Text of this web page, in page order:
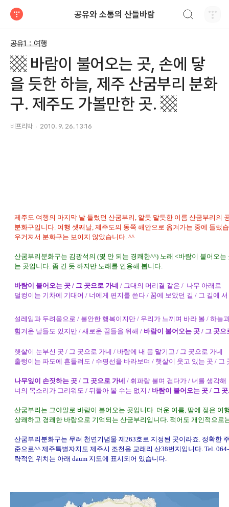
공유와 소통의 산들바람
공유1：여행
▩ 바람이 불어오는 곳, 손에 닿
을 듯한 하늘, 제주 산굼부리 분화
구. 제주도 가볼만한 곳. ▩
비프리박 2010. 9. 26. 13:16
제주도 여행의 마지막 날 들렀던 산굼부리, 알듯 말듯한 이름 산굼부리의
분화구입니다. 여행 셋째날, 제주도의 동쪽 해안으로 옮겨가는 중에 들렀
우거져서 분화구는 보이지 않았습니다. ^^
산굼부리분화구는 김광석의 (몇 안 되는 경쾌한^^) 노래 <바람이 불어오는
는 곳입니다. 좀 긴 듯 하지만 노래를 인용해 봅니다.
바람이 불어오는 곳 / 그 곳으로 가네 / 그대의 머리결 같은 / 나무 아래로
덜컹이는 기차에 기대어 / 너에게 편지를 쓴다 / 꿈에 보았던 길 / 그 길에
설레임과 두려움으로 / 불안한 행복이지만 / 우리가 느끼며 바라 볼 / 하늘
힘겨운 날들도 있지만 / 새로운 꿈들을 위해 / 바람이 불어오는 곳 / 그 곳으
햇살이 눈부신 곳 / 그 곳으로 가네 / 바람에 내 몸 맡기고 / 그 곳으로 가네
출렁이는 파도에 흔들려도 / 수평선을 바라보며 / 햇살이 웃고 있는 곳 / 그
나무잎이 손짓하는 곳 / 그 곳으로 가네 / 휘파람 불며 걷다가 / 너를 생각해
너의 목소리가 그리워도 / 뒤돌아 볼 수는 없지 / 바람이 불어오는 곳 / 그
산굼부리는 그야말로 바람이 불어오는 곳입니다. 더운 여름, 땀에 젖은 여
상쾌하고 경쾌한 바람으로 기억되는 산굼부리입니다. 적어도 개인적으로
산굼부리분화구는 무려 천연기념물 제263호로 지정된 곳이라죠. 정확한
준으로^^ 제주특별자치도 제주시 조천읍 교래리 산38번지입니다. Tel.
략적인 위치는 아래 daum 지도에 표시되어 있습니다.